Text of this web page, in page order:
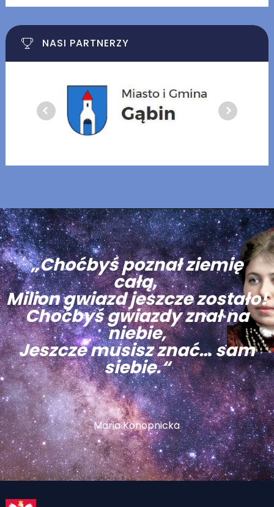
NASI PARTNERZY
„Choćbyś poznał ziemię
całą,
Milion gwiazd jeszcze zostało!
Choćbyś gwiazdy znał na
niebie,
Jeszcze musisz znać… sam
siebie.“
Maria Konopnicka